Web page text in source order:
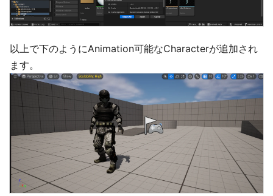
以上で下のようにAnimation可能なCharacterが追加され
ます。